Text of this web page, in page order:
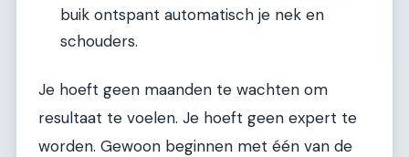
buik ontspant automatisch je nek en
schouders.
Je hoeft geen maanden te wachten om
resultaat te voelen. Je hoeft geen expert te
worden. Gewoon beginnen met één van de